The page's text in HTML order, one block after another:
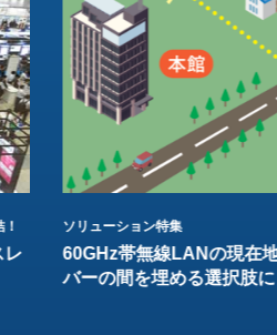
レ
ソリューション特集
60GHz帯無線LANの現在
バーの間を埋める選択肢に